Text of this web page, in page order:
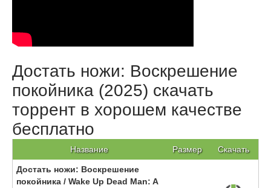
Достать ножи: Воскрешение
покойника (2025) скачать
торрент в хорошем качестве
бесплатно
Название Размер Скачать
Достать ножи: Воскрешение
покойника / Wake Up Dead Man: A